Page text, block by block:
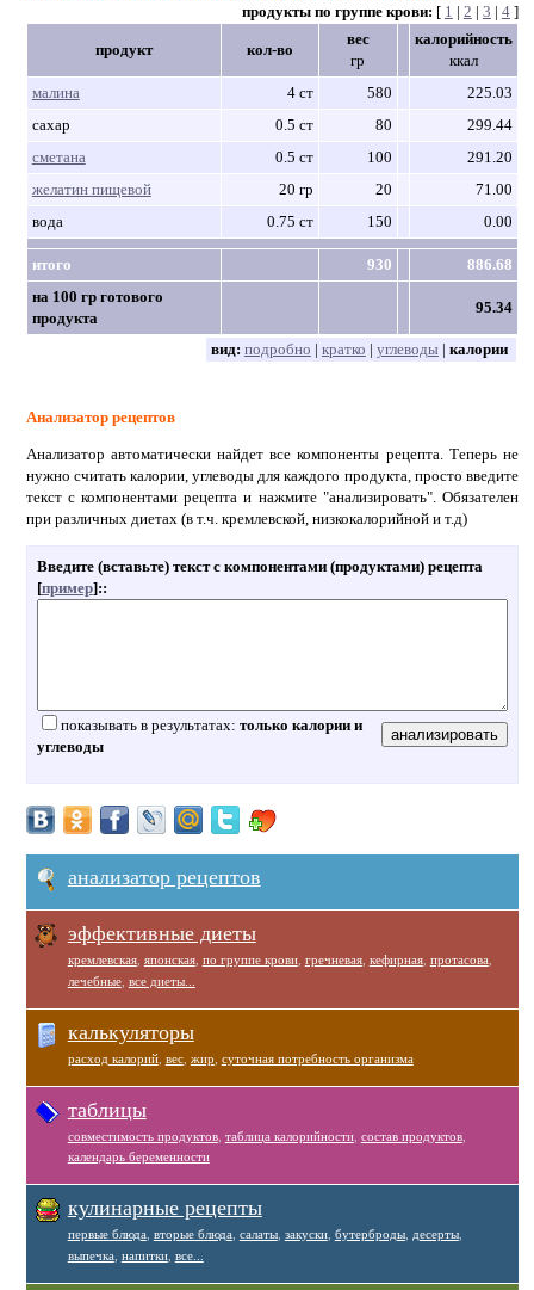
продукты по группе крови: [ 1 | 2 | 3 | 4]
продукт кол-во
вес
гр
калорийность
ккал
малина
4 ст 580
225.03
сахар
0.5 ст 80
299.44
сметана
0.5 ст 100
291.20
желатин пищевой
20 гр 20
71.00
вода
0.75 ст 150 0.00
итого 930
886.68
на 100 гр готового
продукта
95.34
вид: подробно | кратко | углеводы| калории
Анализатор рецептов
Анализатор автоматически найдет все компоненты рецепта. Теперь не
нужно считать калории, углеводы для каждого продукта, просто введите
текст с компонентами рецепта и нажмите "анализировать". Обязателен
при различных диетах (в т.ч. кремлевской, низкокалорийной и т.д)
Введите (вставьте) текст с компонентами (продуктами) рецепта
[пример]::
показывать в результатах: только калории и
углеводы
анализатор рецептов
эффективные диеты
кремлевская, японская, по группе крови, гречневая, кефирная, протасова
лечебные, все диеты...
калькуляторы
расход калорий, вес, жир суточная потребность организма
таблицы
совместимость продуктов, таблица калорийности, состав продуктов,
календарь беременности
кулинарные рецепты
первые блюда вторые блюда салаты, закуски, бутерброды, десерты,
выпечка напитки, все...